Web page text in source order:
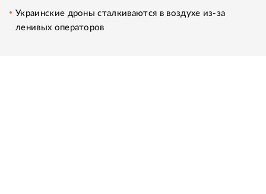
Украинские дроны сталкиваются в воздухе из-за
ленивых операторов